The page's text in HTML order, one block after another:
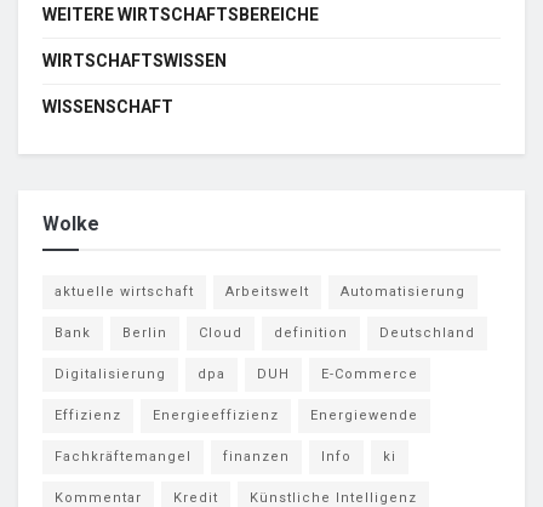
WEITERE WIRTSCHAFTSBEREICHE
WIRTSCHAFTSWISSEN
WISSENSCHAFT
Wolke
aktuelle wirtschaft Arbeitswelt Automatisierung
Bank Berlin Cloud definition Deutschland
Digitalisierung dpa DUH E-Commerce
Effizienz Energieeffizienz Energiewende
Fachkräftemangel finanzen Info ki
Kommentar Kredit Künstliche Intelligenz